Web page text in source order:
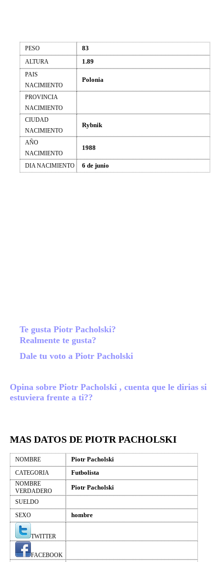
PESO 83
ALTURA 1.89
PAIS
NACIMIENTO
Polonia
PROVINCIA
NACIMIENTO
CIUDAD
NACIMIENTO
Rybnik
AÑO
NACIMIENTO
1988
DIA NACIMIENTO 6 de junio
Te gusta Piotr Pacholski?
Realmente te gusta?
Dale tu voto a Piotr Pacholski
Opina sobre Piotr Pacholski , cuenta que le dirias si
estuviera frente a ti??
MAS DATOS DE PIOTR PACHOLSKI
NOMBRE Piotr Pacholski
CATEGORIA Futbolista
NOMBRE
VERDADERO
Piotr Pacholski
SUELDO
SEXO
hombre
TWITTER
FACEBOOK